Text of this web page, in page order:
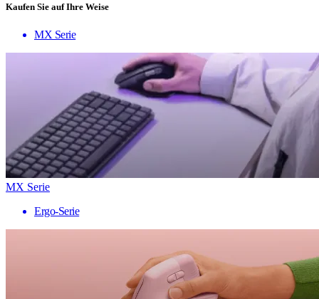
Kaufen Sie auf Ihre Weise
MX Serie
MX Serie
Ergo-Serie